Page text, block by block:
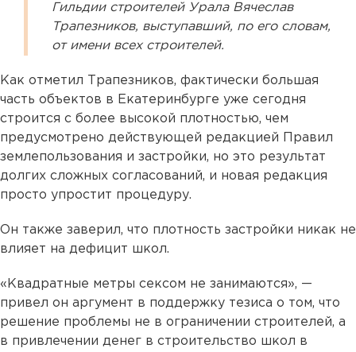
Гильдии строителей Урала Вячеслав
Трапезников, выступавший, по его словам,
от имени всех строителей.
Как отметил Трапезников, фактически большая
часть объектов в Екатеринбурге уже сегодня
строится с более высокой плотностью, чем
предусмотрено действующей редакцией Правил
землепользования и застройки, но это результат
долгих сложных согласований, и новая редакция
просто упростит процедуру.
Он также заверил, что плотность застройки никак не
влияет на дефицит школ.
«Квадратные метры сексом не занимаются», —
привел он аргумент в поддержку тезиса о том, что
решение проблемы не в ограничении строителей, а
в привлечении денег в строительство школ в